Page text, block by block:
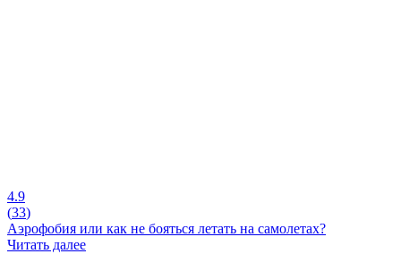
4.9
(33)
Аэрофобия или как не бояться летать на самолетах?
Читать далее